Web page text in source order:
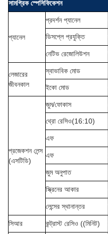
সামগ্রিক স্পেসিফিকেশন
প্যানেল
প্রদর্শন প্যানেল
ডিসপ্লে প্রযুক্তি
নেটিভ রেজোলিউশন
লেজারের
জীবনকাল
স্বাভাবিক মোড
ইকো মোড
প্রজেকশন লেন্স
(এসটিডি)
জুম/ফোকাস
থ্রো রেসিও(16:10)
এফ
এফ
জুম অনুপাত
স্ক্রিনের আকার
লেন্সের স্থানান্তর
সিআর কন্ট্রাস্ট রেসিও ((মিনিট)